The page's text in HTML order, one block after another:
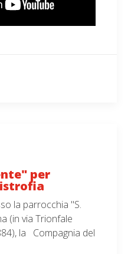
per
la parrocchia "S.
(in via Trionfale
la Compagnia del